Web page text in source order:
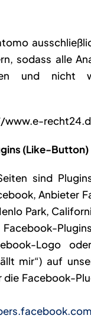
sodass alle
und nicht
www.e-
(Like-Button)
sind
Anbieter
Park,
Logo
mir“) auf
die Facebook-